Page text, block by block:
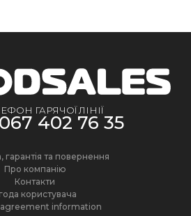
ГАРЯЧОЇ ЛІНІЇ
402 76 35
гарантія та повернення
Про компанію
Контакти
користувача
information